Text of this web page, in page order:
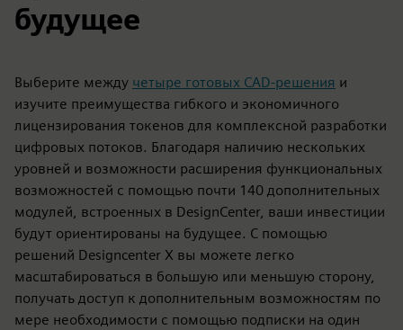
будущее
Выберите между четыре готовых CAD-решения и
изучите преимущества гибкого и экономичного
лицензирования токенов для комплексной разработки
цифровых потоков. Благодаря наличию нескольких
уровней и возможности расширения функциональных
возможностей с помощью почти 140 дополнительных
модулей, встроенных в DesignCenter, ваши инвестиции
будут ориентированы на будущее. С помощью
решений Designcenter X вы можете легко
масштабироваться в большую или меньшую сторону,
получать доступ к дополнительным возможностям по
мере необходимости с помощью подписки на один